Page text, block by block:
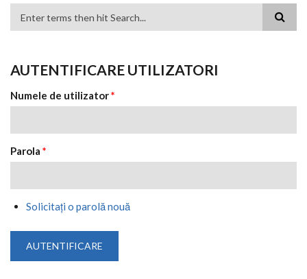
FORMULAR DE CĂUTARE
AUTENTIFICARE UTILIZATORI
Numele de utilizator*
Parola *
Solicitaţi o parolă nouă